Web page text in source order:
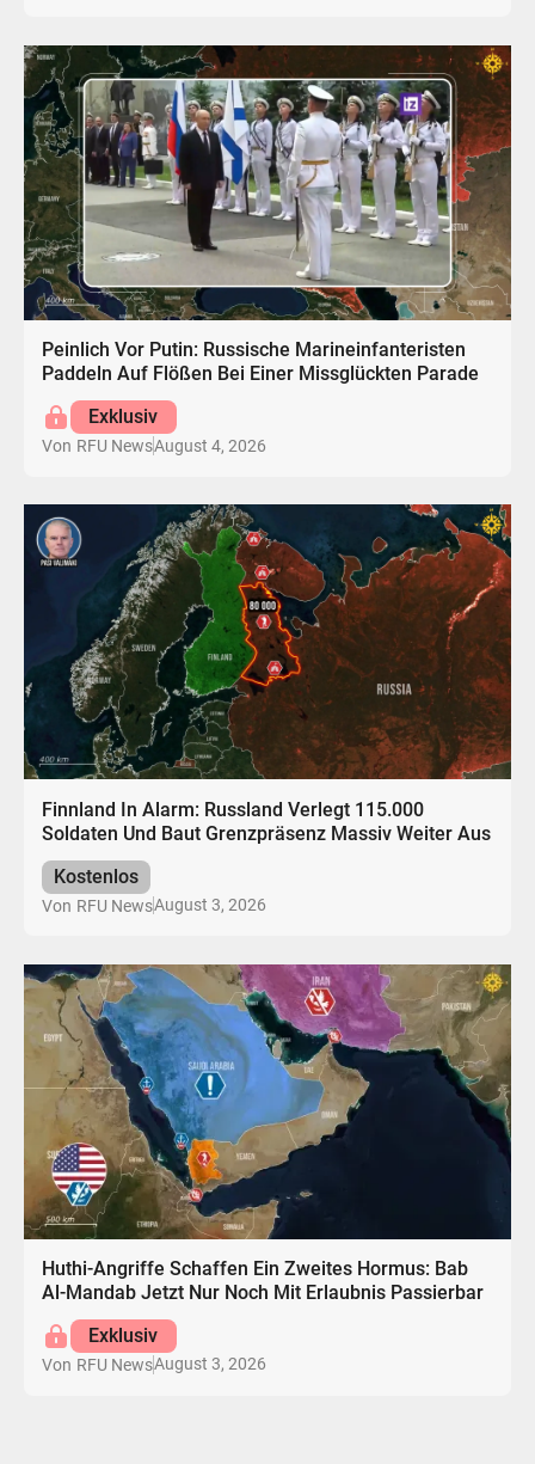
Peinlich Vor Putin: Russische Marineinfanteristen
Paddeln Auf Flößen Bei Einer Missglückten Parade
Exklusiv
Von RFU NewsAugust 4, 2026
Finnland In Alarm: Russland Verlegt 115.000
Soldaten Und Baut Grenzpräsenz Massiv Weiter Aus
Kostenlos
Von RFU NewsAugust 3, 2026
Huthi-Angriffe Schaffen Ein Zweites Hormus: Bab
Al-Mandab Jetzt Nur Noch Mit Erlaubnis Passierbar
Exklusiv
Von RFU NewsAugust 3, 2026